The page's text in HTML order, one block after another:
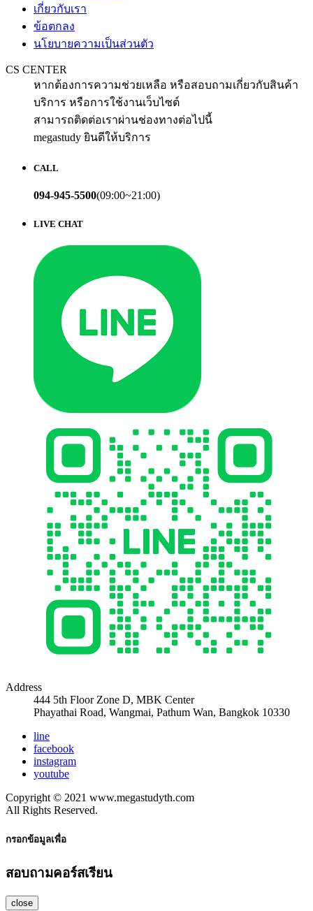
เกี่ยวกับเรา
ข้อตกลง
นโยบายความเป็นส่วนตัว
CS CENTER
หากต้องการความช่วยเหลือ หรือสอบถามเกี่ยวกับสินค้า
บริการ หรือการใช้งานเว็บไซต์
สามารถติดต่อเราผ่านช่องทางต่อไปนี้
megastudy ยินดีให้บริการ
CALL
094-945-5500(09:00~21:00)
LIVE CHAT
Address
444 5th Floor Zone D, MBK Center
Phayathai Road, Wangmai, Pathum Wan, Bangkok 10330
line
facebook
instagram
youtube
Copyright © 2021 www.megastudyth.com
All Rights Reserved.
กรอกข้อมูลเพื่อ
สอบถามคอร์สเรียน
close